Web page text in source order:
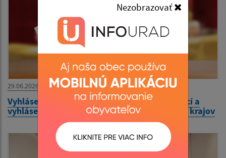
Nezobrazovať
29.06.2026
Vyhlásenie volieb do orgánov samosprávy obcí a
vyhlásenie volieb do orgánov samosprávnych krajov